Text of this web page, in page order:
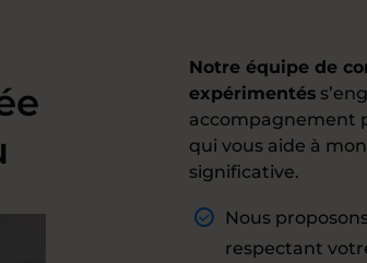
Notre équipe de
expérimentés
accompagnement
qui vous aide à
significative.
Nous
respectant